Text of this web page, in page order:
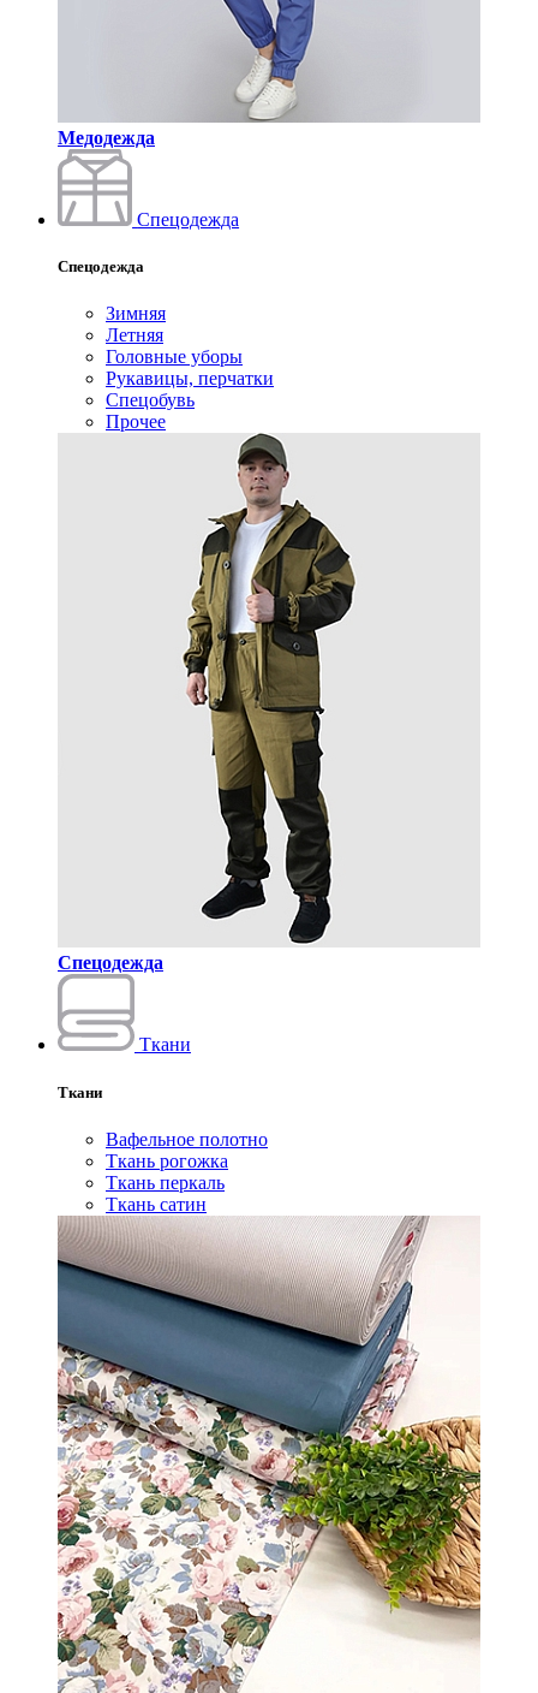
Медодежда
Спецодежда
Спецодежда
Зимняя
Летняя
Головные уборы
Рукавицы, перчатки
Спецобувь
Прочее
Спецодежда
Ткани
Ткани
Вафельное полотно
Ткань рогожка
Ткань перкаль
Ткань сатин